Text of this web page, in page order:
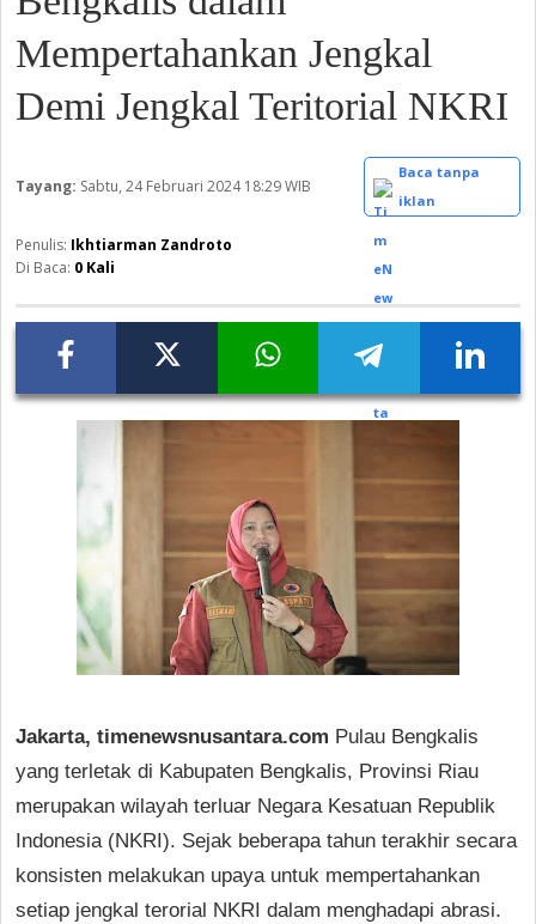
Mempertahankan Jengkal
Demi Jengkal Teritorial NKRI
Tayang: Sabtu, 24 Februari 202418:29 WIB
Baca tanpa
iklan
Ikhtiarman Zandroto
Di Baca: 0 Kali
Jakarta, timenewsnusantara.com Pulau Bengkalis
yang terletak di Kabupaten Bengkalis, Provinsi Riau
merupakan wilayah terluar Negara Kesatuan Republik
Indonesia (NKRI). Sejak beberapa tahun terakhir secara
konsisten melakukan upaya untuk mempertahankan
setiap jengkal terorial NKRI dalam menghadapi abrasi.